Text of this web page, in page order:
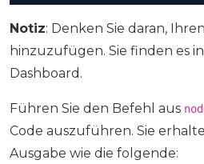
Notiz: Denken Sie daran,
hinzuzufügen. Sie finden es
Dashboard.
Führen Sie den Befehl aus
Code auszuführen. Sie
Ausgabe wie die folgende: